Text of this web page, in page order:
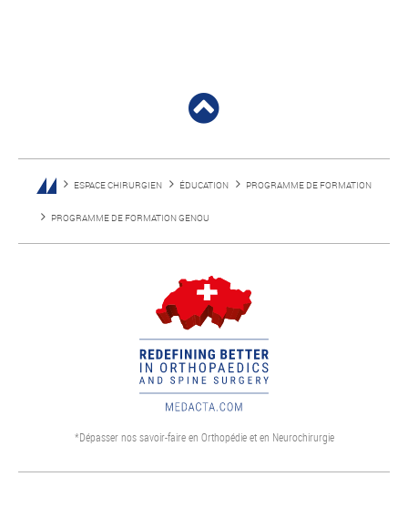
ESPACE CHIRURGIEN ÉDUCATION PROGRAMME DE FORMATION
PROGRAMME DE FORMATION GENOU
*Dépasser nos savoir-faire en Orthopédie et en Neurochirurgie